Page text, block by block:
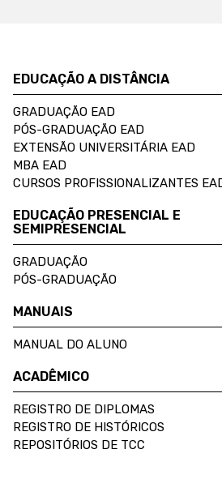
EDUCAÇÃO A DISTÂNCIA
GRADUAÇÃO EAD
PÓS-GRADUAÇÃO EAD
EXTENSÃO UNIVERSITÁRIA EAD
MBA EAD
CURSOS PROFISSIONALIZANTES
EDUCAÇÃO PRESENCIAL E
SEMIPRESENCIAL
GRADUAÇÃO
PÓS-GRADUAÇÃO
MANUAIS
MANUAL DO ALUNO
ACADÊMICO
REGISTRO DE DIPLOMAS
REGISTRO DE HISTÓRICOS
REPOSITÓRIOS DE TCC